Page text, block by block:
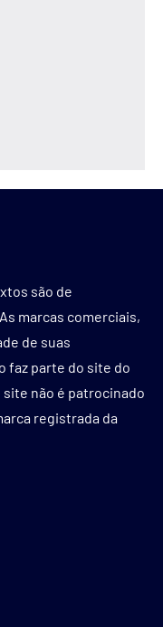
são de
marcas comerciais,
de suas
faz parte do site do
site não é patrocinado
registrada da